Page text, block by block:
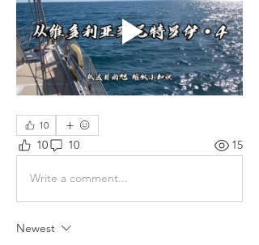
10
10 10 15
Write a comment...
Newest